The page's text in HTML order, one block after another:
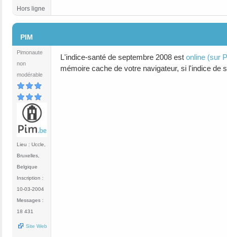
Hors ligne
PIM
Pimonaute
non
modérable
Lieu : Uccle,
Bruxelles,
Belgique
Inscription :
10-03-2004
Messages :
18 431
Site Web
L'indice-santé de septembre 2008 est online (sur
mémoire cache de votre navigateur, si l'indice de